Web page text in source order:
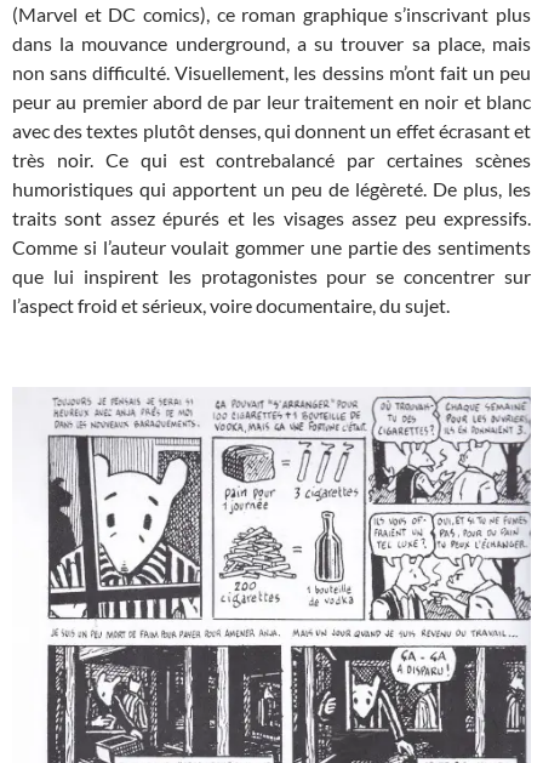
(Marvel et DC comics), ce roman graphique s’inscrivant plus
dans la mouvance underground, a su trouver sa place, mais
non sans difficulté. Visuellement, les dessins m’ont fait un peu
peur au premier abord de par leur traitement en noir et blanc
avec des textes plutôt denses, qui donnent un effet écrasant et
très noir. Ce qui est contrebalancé par certaines scènes
humoristiques qui apportent un peu de légèreté. De plus, les
traits sont assez épurés et les visages assez peu expressifs.
Comme si l’auteur voulait gommer une partie des sentiments
que lui inspirent les protagonistes pour se concentrer sur
l’aspect froid et sérieux, voire documentaire, du sujet.